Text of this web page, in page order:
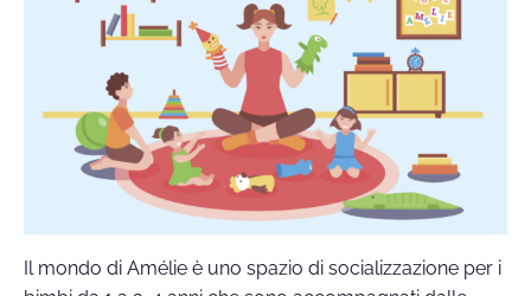
Il mondo di Amélie è uno spazio di socializzazione per i